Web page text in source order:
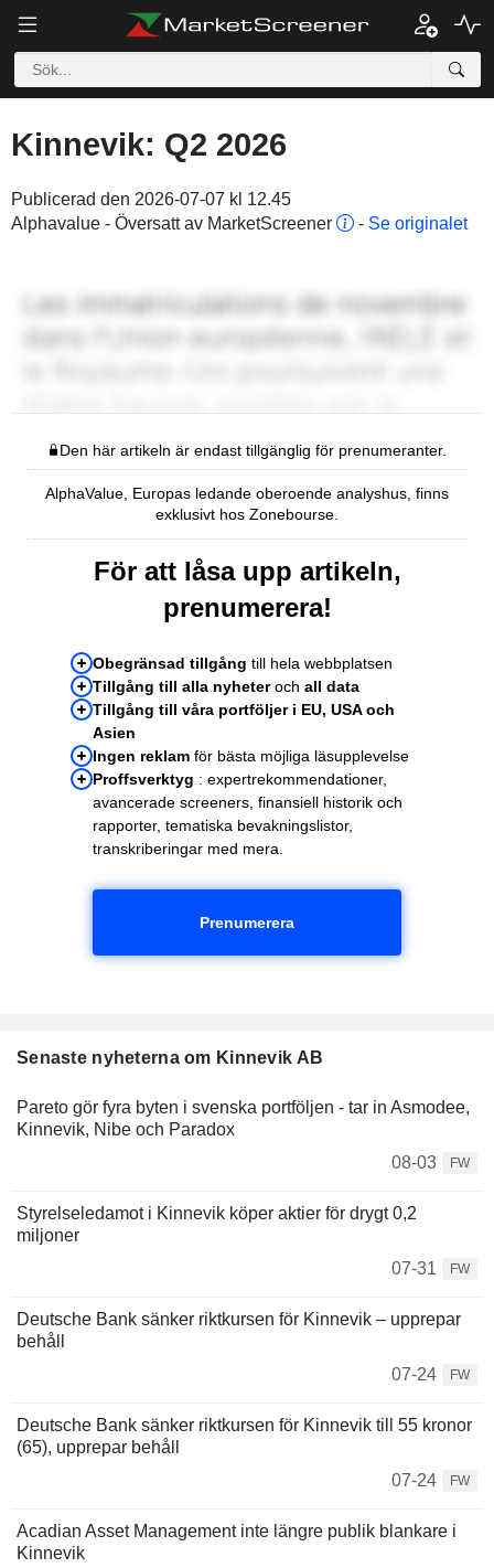
Kinnevik: Q2 2026
Publicerad den 2026-07-07 kl 12.45
Alphavalue - Översatt av MarketScreener
- Se originalet
Den här artikeln är endast tillgänglig för prenumeranter.
AlphaValue, Europas ledande oberoende analyshus, finns
exklusivt hos Zonebourse.
För att låsa upp artikeln,
prenumerera!
Obegränsad tillgång till hela webbplatsen
Tillgång till alla nyheteroch all data
Tillgång till våra portföljer i EU, USA och
Asien
Ingen reklam för bästa möjliga läsupplevelse
Proffsverktyg : expertrekommendationer,
avancerade screeners, finansiell historik och
rapporter, tematiska bevakningslistor,
transkriberingar med mera.
Prenumerera
Senaste nyheterna om Kinnevik AB
Pareto gör fyra byten i svenska portföljen - tar in Asmodee,
Kinnevik, Nibe och Paradox
08-03
FW
Styrelseledamot i Kinnevik köper aktier för drygt 0,2
miljoner
07-31
FW
Deutsche Bank sänker riktkursen för Kinnevik – upprepar
behåll
07-24
FW
Deutsche Bank sänker riktkursen för Kinnevik till 55 kronor
(65), upprepar behåll
07-24
FW
Acadian Asset Management inte längre publik blankare i
Kinnevik